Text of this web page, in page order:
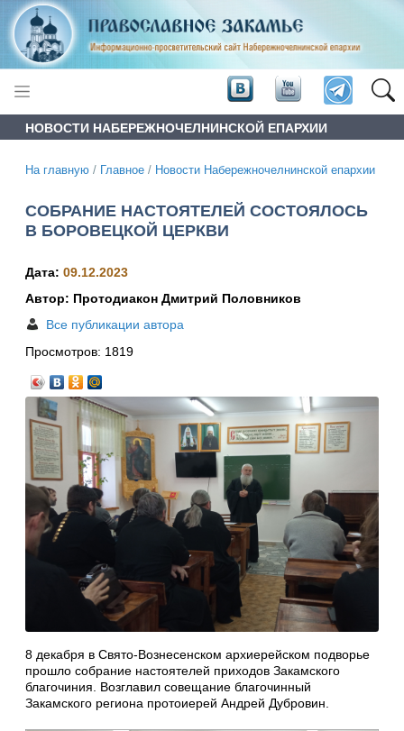
НОВОСТИ НАБЕРЕЖНОЧЕЛНИНСКОЙ ЕПАРХИИ
На главную / Главное / Новости Набережночелнинской епархии
СОБРАНИЕ НАСТОЯТЕЛЕЙ СОСТОЯЛОСЬ
В БОРОВЕЦКОЙ ЦЕРКВИ
Дата: 09.12.2023
Автор: Протодиакон Дмитрий Половников
Все публикации автора
Просмотров: 1819
8 декабря в Свято-Вознесенском архиерейском подворье
прошло собрание настоятелей приходов Закамского
благочиния. Возглавил совещание благочинный
Закамского региона протоиерей Андрей Дубровин.